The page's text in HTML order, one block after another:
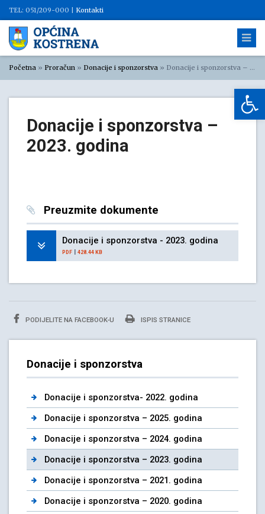
TEL: 051/209-000 | Kontakti
Početna » Proračun » Donacije i sponzorstva » Donacije i sponzorstva – 2023. godina
Donacije i sponzorstva –
2023. godina
Preuzmite dokumente
Donacije i sponzorstva - 2023. godina
PDF | 428.44 KB
PODIJELITE NA FACEBOOK-U ISPIS STRANICE
Donacije i sponzorstva
Donacije i sponzorstva- 2022. godina
Donacije i sponzorstva – 2025. godina
Donacije i sponzorstva – 2024. godina
Donacije i sponzorstva – 2023. godina
Donacije i sponzorstva – 2021. godina
Donacije i sponzorstva – 2020. godina